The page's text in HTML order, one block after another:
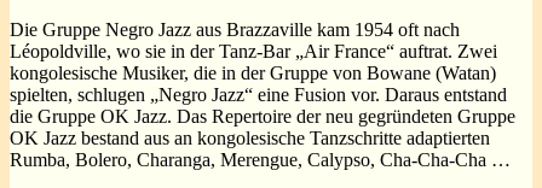
Die Gruppe Negro Jazz aus Brazzaville kam 1954 oft nach
Léopoldville, wo sie in der Tanz-Bar „Air France“ auftrat. Zwei
kongolesische Musiker, die in der Gruppe von Bowane (Watan)
spielten, schlugen „Negro Jazz“ eine Fusion vor. Daraus entstand
die Gruppe OK Jazz. Das Repertoire der neu gegründeten Gruppe
OK Jazz bestand aus an kongolesische Tanzschritte adaptierten
Rumba, Bolero, Charanga, Merengue, Calypso, Cha-Cha-Cha …